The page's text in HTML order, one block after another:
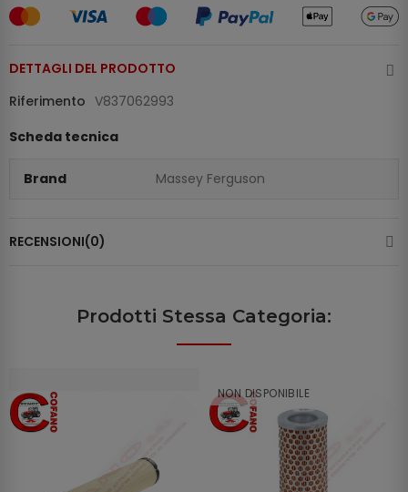
DETTAGLI DEL PRODOTTO
Riferimento V837062993
Scheda tecnica
Brand Massey Ferguson
RECENSIONI(0)
Prodotti Stessa Categoria:
NON DISPONIBILE